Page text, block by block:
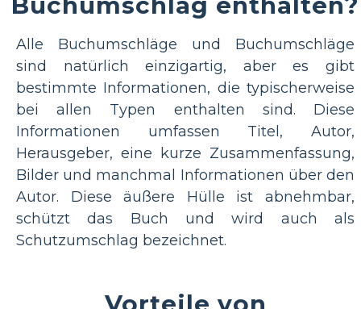
Alle Buchumschläge und Buchumschläge
sind natürlich einzigartig, aber es gibt
bestimmte Informationen, die typischerweise
bei allen Typen enthalten sind. Diese
Informationen umfassen Titel, Autor,
Herausgeber, eine kurze Zusammenfassung,
Bilder und manchmal Informationen über den
Autor. Diese äußere Hülle ist abnehmbar,
schützt das Buch und wird auch als
Schutzumschlag bezeichnet.